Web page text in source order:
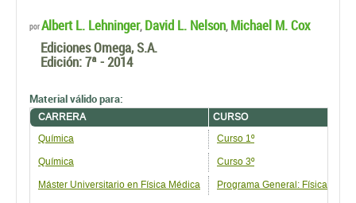
porAlbert L. Lehninger, David L. Nelson, Michael M. Cox
Ediciones Omega, S.A.
Edición:7ª - 2014
Material válido para:
CARRERA
CURSO
Química
Curso 1º
Química Curso 3º
Máster Universitario en Física Médica Programa General: Física